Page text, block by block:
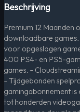
Beschrijving
Premium 12 Maanden
downloadbare
voor opgeslagen
400 PS4- en PS5-
games. -
- Tijdgebonden
gamingabonnement
tot honderden